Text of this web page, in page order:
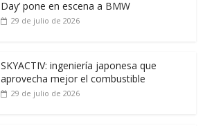
Day’ pone en escena a BMW
29 de julio de 2026
SKYACTIV: ingeniería japonesa que
aprovecha mejor el combustible
29 de julio de 2026